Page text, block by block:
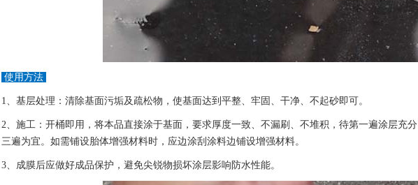
使用方法
1、基层处理：清除基面污垢及疏松物，使基面达到平整、牢固、干净、不起砂即可。
2、施工：开桶即用，将本品直接涂于基面，要求厚度一致、不漏刷、不堆积，待第一遍涂层
三遍为宜。如需铺设胎体增强材料时，应边涂刮涂料边铺设增强材料。
3、成膜后应做好成品保护，避免尖锐物损坏涂层影响防水性能。